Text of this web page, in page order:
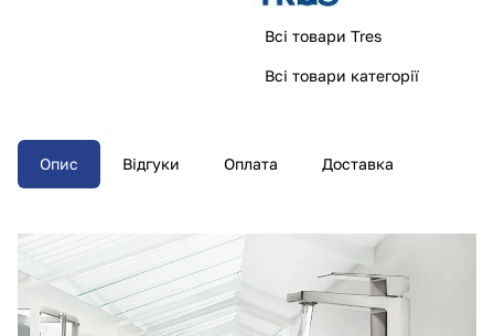
Всі товари Tres
Всі товари категорії
Опис Відгуки Оплата Доставка